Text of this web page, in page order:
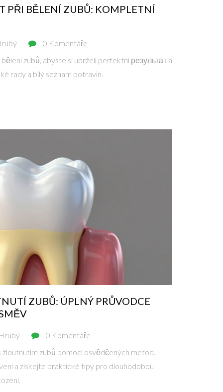
PŘI BĚLENÍ ZUBŮ: KOMPLETNÍ
0 Komentáře
zubů, abyste si udrželi perfektní результат a
rady a bílý seznam potravin.
ZUBŮ: ÚPLNÝ PRŮVODCE
0 Komentáře
zubů pomocí osvědčených metod.
a získejte praktické tipy pro dlouhodobou